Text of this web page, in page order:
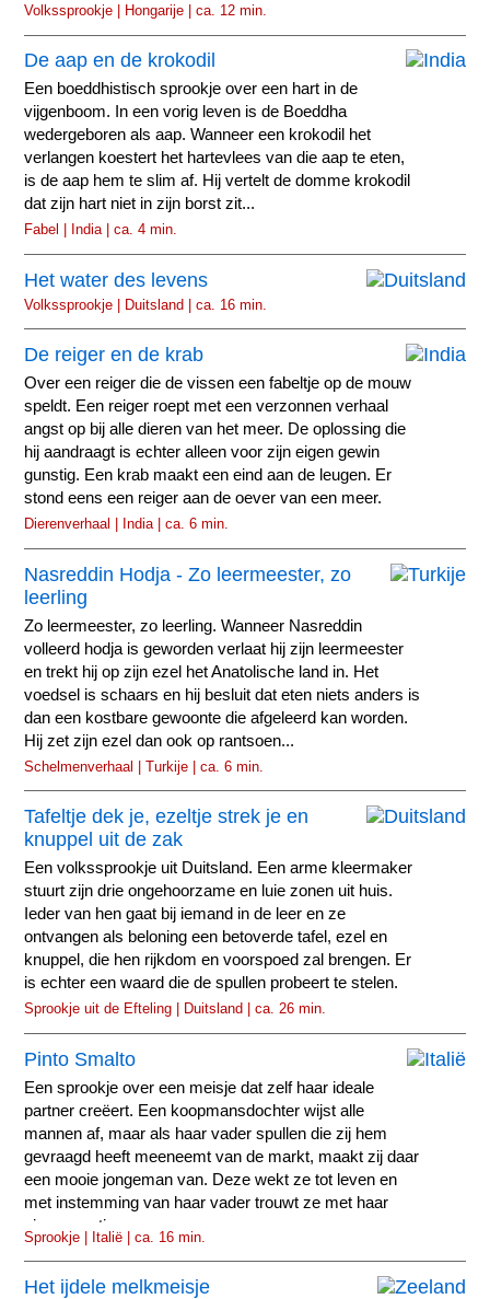
Volkssprookje | Hongarije | ca. 12 min.
De aap en de krokodil
Een boeddhistisch sprookje over een hart in de
vijgenboom. In een vorig leven is de Boeddha
wedergeboren als aap. Wanneer een krokodil het
verlangen koestert het hartevlees van die aap te eten,
is de aap hem te slim af. Hij vertelt de domme krokodil
dat zijn hart niet in zijn borst zit...
Fabel | India | ca. 4 min.
Het water des levens
Volkssprookje | Duitsland | ca. 16 min.
De reiger en de krab
Over een reiger die de vissen een fabeltje op de mouw
speldt. Een reiger roept met een verzonnen verhaal
angst op bij alle dieren van het meer. De oplossing die
hij aandraagt is echter alleen voor zijn eigen gewin
gunstig. Een krab maakt een eind aan de leugen. Er
stond eens een reiger aan de oever van een meer.
Dierenverhaal | India | ca. 6 min.
Nasreddin Hodja - Zo leermeester, zo
leerling
Zo leermeester, zo leerling. Wanneer Nasreddin
volleerd hodja is geworden verlaat hij zijn leermeester
en trekt hij op zijn ezel het Anatolische land in. Het
voedsel is schaars en hij besluit dat eten niets anders is
dan een kostbare gewoonte die afgeleerd kan worden.
Hij zet zijn ezel dan ook op rantsoen...
Schelmenverhaal | Turkije | ca. 6 min.
Tafeltje dek je, ezeltje strek je en
knuppel uit de zak
Een volkssprookje uit Duitsland. Een arme kleermaker
stuurt zijn drie ongehoorzame en luie zonen uit huis.
Ieder van hen gaat bij iemand in de leer en ze
ontvangen als beloning een betoverde tafel, ezel en
knuppel, die hen rijkdom en voorspoed zal brengen. Er
is echter een waard die de spullen probeert te stelen.
Sprookje uit de Efteling | Duitsland | ca. 26 min.
Pinto Smalto
Een sprookje over een meisje dat zelf haar ideale
partner creëert. Een koopmansdochter wijst alle
mannen af, maar als haar vader spullen die zij hem
gevraagd heeft meeneemt van de markt, maakt zij daar
een mooie jongeman van. Deze wekt ze tot leven en
met instemming van haar vader trouwt ze met haar
eigen creatie.
Sprookje | Italië | ca. 16 min.
Het ijdele melkmeisje